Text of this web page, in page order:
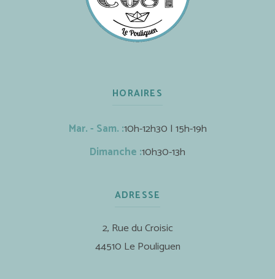
HORAIRES
Mar. - Sam. :10h-12h30 | 15h-19h
Dimanche :10h30-13h
ADRESSE
2, Rue du Croisic
44510 Le Pouliguen